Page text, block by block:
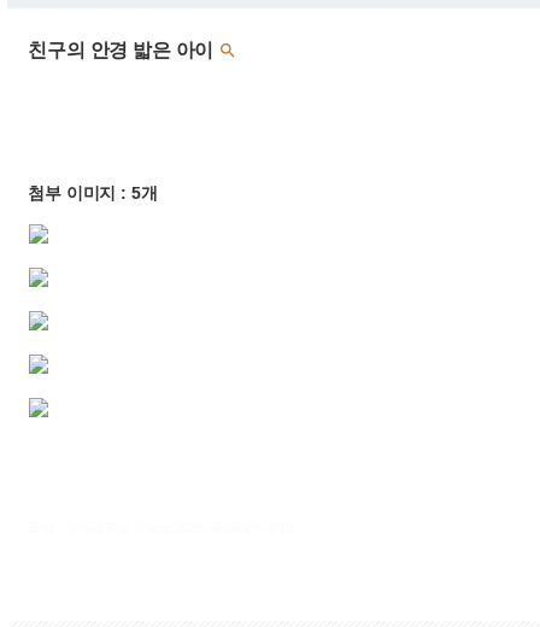
친구의 안경 밟은 아이 
첨부 이미지 : 5개